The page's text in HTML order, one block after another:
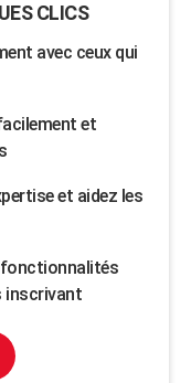
CLICS
avec ceux qui
et
et aidez les
inscrivant